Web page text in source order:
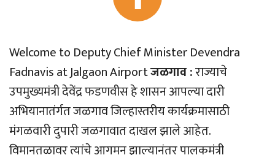
Welcome to Deputy Chief Minister Devendra
Fadnavis at Jalgaon Airportजळगाव :राज्याचे
उपमुख्यमंत्री देवेंद्र फडणवीस हे शासन आपल्या दारी
अभियानातंर्गत जळगाव जिल्हास्तरीय कार्यक्रमासाठी
मंगळवारी दुपारी जळगावात दाखल झाले आहेत.
विमानतळावर त्यांचे आगमन झाल्यानंतर पालकमंत्री